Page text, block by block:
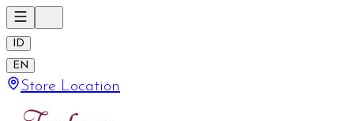
ID
EN
Store Location